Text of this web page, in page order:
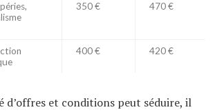
350 € 470 €
400 € 420 €
d’offres et conditions peut séduire, il